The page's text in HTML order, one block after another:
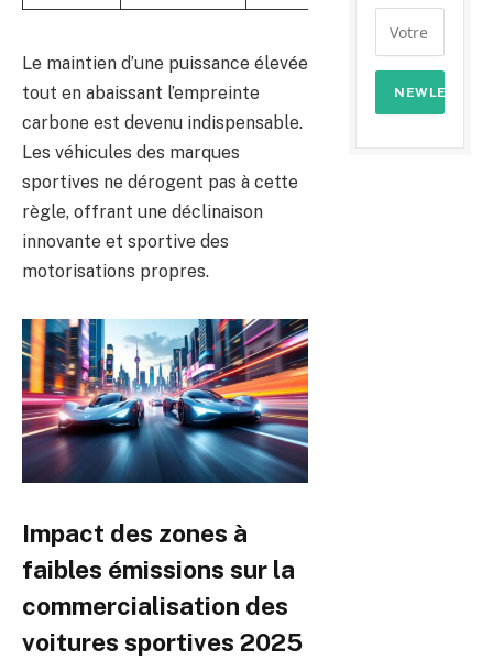
Le maintien d’une puissance élevée
tout en abaissant l’empreinte
carbone est devenu indispensable.
Les véhicules des marques
sportives ne dérogent pas à cette
règle, offrant une déclinaison
innovante et sportive des
motorisations propres.
Impact des zones à
faibles émissions sur la
commercialisation des
voitures sportives 2025